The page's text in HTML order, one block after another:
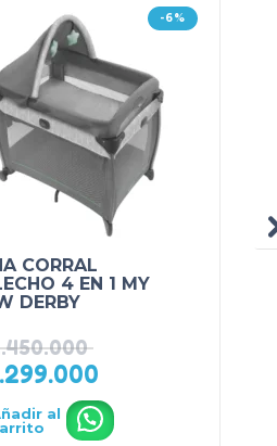
-6%
CORRAL
4 EN 1 MY
DERBY
al
.